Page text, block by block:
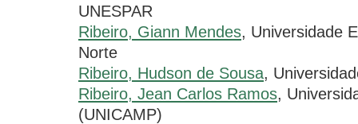
UNESPAR
Ribeiro, Giann Mendes, Universidade
Norte
Ribeiro, Hudson de Sousa,
Ribeiro, Jean Carlos Ramos,
(UNICAMP)